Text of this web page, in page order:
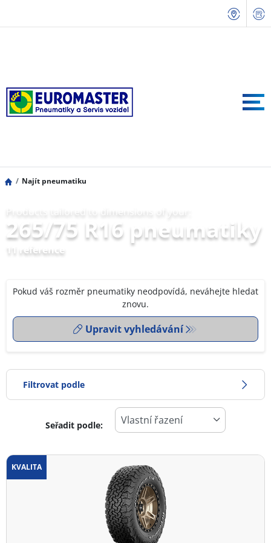
Najít pneumatiku
265/75 R16 pneumatiky
11 reference
Pokud váš rozměr pneumatiky neodpovídá, neváhejte hledat
znovu.
Upravit vyhledávání
Filtrovat podle
Typ pneumatiky
Všechny typy (11)
Seřadit podle:
KVALITA